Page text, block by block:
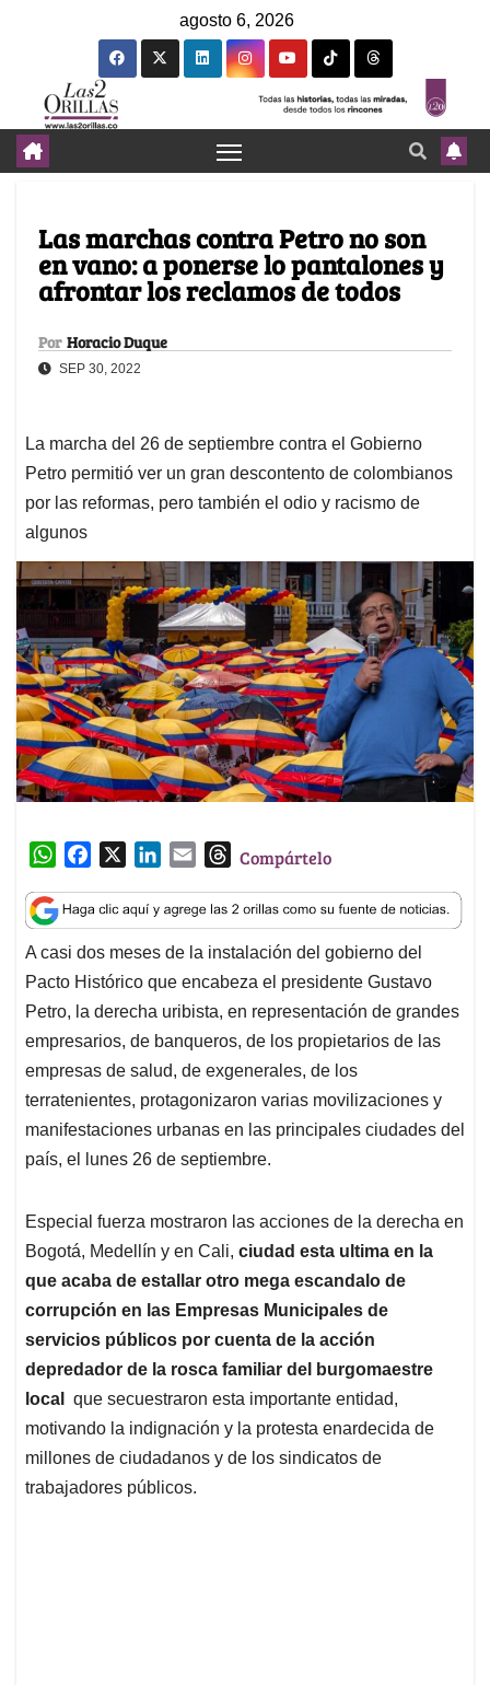
agosto 6, 2026
Las marchas contra Petro no son
en vano: a ponerse lo pantalones y
afrontar los reclamos de todos
Por Horacio Duque
SEP 30, 2022
La marcha del 26 de septiembre contra el Gobierno
Petro permitió ver un gran descontento de colombianos
por las reformas, pero también el odio y racismo de
algunos
W
a
t
s
A
p
p
c
e
b
o
o
k
n
k
e
d
I
n
a
i
l
T
r
e
a
d
s
Compártelo
A casi dos meses de la instalación del gobierno del
Pacto Histórico que encabeza el presidente Gustavo
Petro, la derecha uribista, en representación de grandes
empresarios, de banqueros, de los propietarios de las
empresas de salud, de exgenerales, de los
terratenientes, protagonizaron varias movilizaciones y
manifestaciones urbanas en las principales ciudades del
país, el lunes 26 de septiembre.
Especial fuerza mostraron las acciones de la derecha en
Bogotá, Medellín y en Cali, ciudad esta ultima en la
que acaba de estallar otro mega escandalo de
corrupción en las Empresas Municipales de
servicios públicos por cuenta de la acción
depredador de la rosca familiar del burgomaestre
local
que secuestraron esta importante entidad,
motivando la indignación y la protesta enardecida de
millones de ciudadanos y de los sindicatos de
trabajadores públicos.